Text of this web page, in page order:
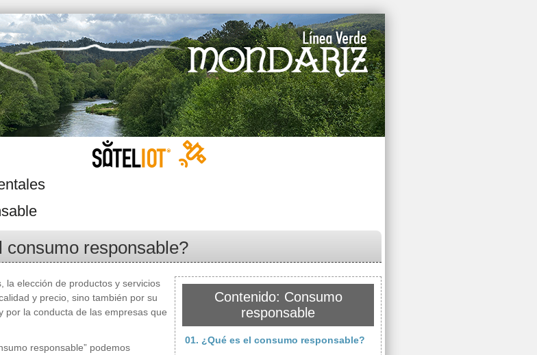
consumo responsable?
Contenido: Consumo
responsable
01. ¿Qué es el consumo responsable?
la elección de productos y servicios
y precio, sino también por su
por la conducta de las empresas que
responsable” podemos